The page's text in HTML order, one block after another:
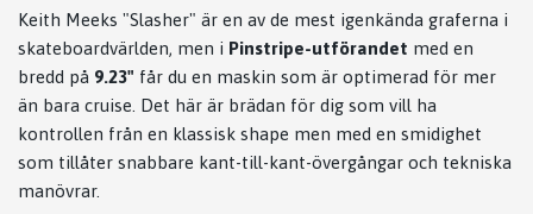
Keith Meeks "Slasher" är en av de mest igenkända graferna i
skateboardvärlden, men i Pinstripe-utförandet med en
bredd på 9.23" får du en maskin som är optimerad för mer
än bara cruise. Det här är brädan för dig som vill ha
kontrollen från en klassisk shape men med en smidighet
som tillåter snabbare kant-till-kant-övergångar och tekniska
manövrar.